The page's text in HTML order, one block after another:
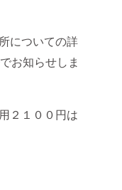
についての詳
お知らせしま
２１００円は